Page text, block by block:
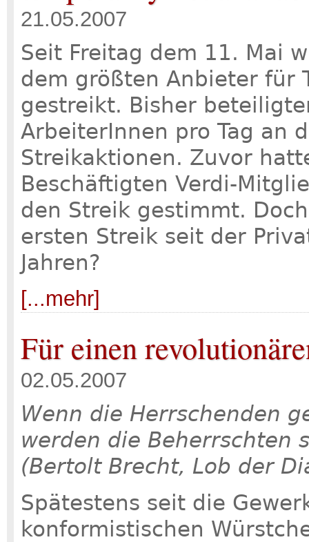
21.05.2007
Seit Freitag dem 11. Mai
dem größten Anbieter für
gestreikt. Bisher
ArbeiterInnen pro Tag an
Streikaktionen. Zuvor
Beschäftigten Verdi-
den Streik gestimmt.
ersten Streik seit der
Jahren?
[...mehr]
Für einen
02.05.2007
Wenn die Herrschenden
werden die Beherrschten
(Bertolt Brecht, Lob der
Spätestens seit die
konformistischen